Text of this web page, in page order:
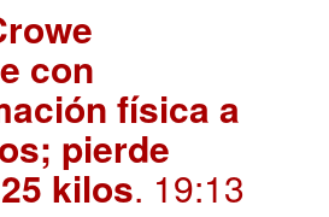
con
física a
pierde
kilos. 19:13